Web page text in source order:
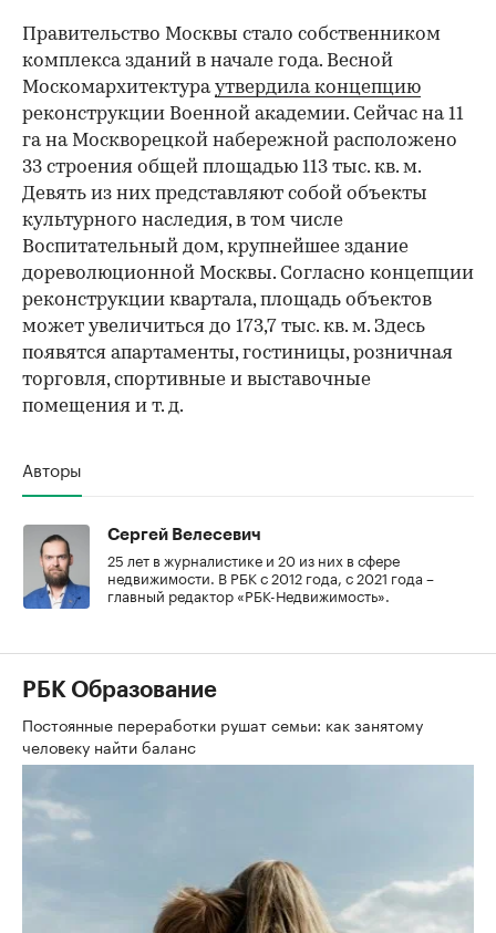
Правительство Москвы стало собственником
комплекса зданий в начале года. Весной
Москомархитектураутвердила концепцию
реконструкции Военной академии. Сейчас на 11
га на Москворецкой набережной расположено
33 строения общей площадью 113 тыс. кв. м.
Девять из них представляют собой объекты
культурного наследия, в том числе
Воспитательный дом, крупнейшее здание
дореволюционной Москвы. Согласно концепции
реконструкции квартала, площадь объектов
может увеличиться до 173,7 тыс. кв. м. Здесь
появятся апартаменты, гостиницы, розничная
торговля, спортивные и выставочные
помещения и т. д.
Авторы
Сергей Велесевич
25 лет в журналистике и 20 из них в сфере
недвижимости. В РБК с 2012 года, с 2021 года –
главный редактор «РБК-Недвижимость».
РБК Образование
Постоянные переработки рушат семьи: как занятому
человеку найти баланс